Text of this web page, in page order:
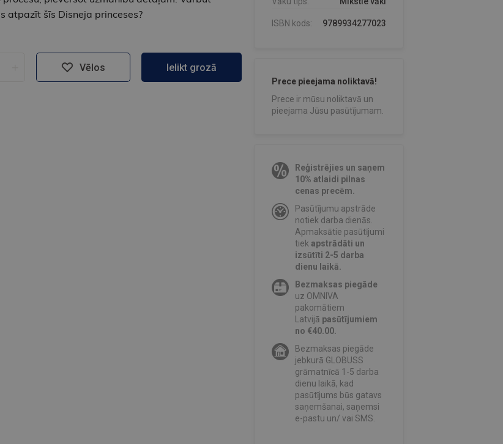
atpazīt šīs Disneja princeses?
Vēlos Ielikt grozā
ISBN kods: 9789934277023
Prece pieejama noliktavā!
Prece ir mūsu noliktavā un
pieejama Jūsu pasūtījumam.
Reģistrējies un saņem
10% atlaidi pilnas
cenas precēm.
Pasūtījumu apstrāde
notiek darba dienās.
Apmaksātie pasūtījumi
tiekapstrādāti un
izsūtīti 2-5 darba
dienu laikā.
Bezmaksas piegāde
uz OMNIVA
pakomātiem
Latvijā pasūtījumiem
no €40.00.
Bezmaksas piegāde
jebkurā GLOBUSS
grāmatnīcā 1-5 darba
dienu laikā, kad
pasūtījums būs gatavs
saņemšanai, saņemsi
e-pastu un/ vai SMS.